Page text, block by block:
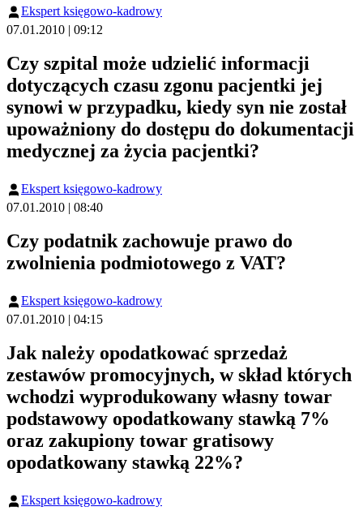
Ekspert księgowo-kadrowy
07.01.2010 | 09:12
Czy szpital może udzielić informacji
dotyczących czasu zgonu pacjentki jej
synowi w przypadku, kiedy syn nie został
upoważniony do dostępu do dokumentacji
medycznej za życia pacjentki?
Ekspert księgowo-kadrowy
07.01.2010 | 08:40
Czy podatnik zachowuje prawo do
zwolnienia podmiotowego z VAT?
Ekspert księgowo-kadrowy
07.01.2010 | 04:15
Jak należy opodatkować sprzedaż
zestawów promocyjnych, w skład których
wchodzi wyprodukowany własny towar
podstawowy opodatkowany stawką 7%
oraz zakupiony towar gratisowy
opodatkowany stawką 22%?
Ekspert księgowo-kadrowy